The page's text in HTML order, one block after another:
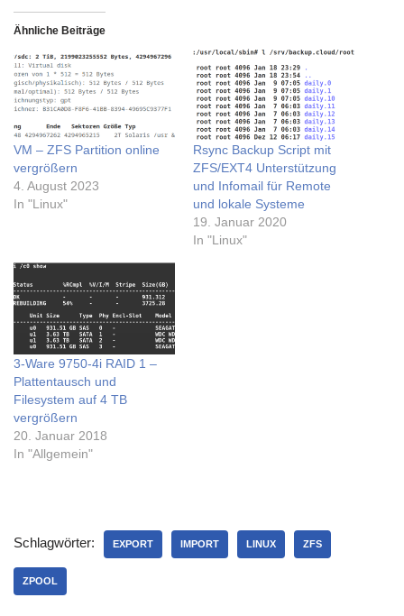
Ähnliche Beiträge
VM – ZFS Partition online
vergrößern
4. August 2023
In "Linux"
Rsync Backup Script mit
ZFS/EXT4 Unterstützung
und Infomail für Remote
und lokale Systeme
19. Januar 2020
In "Linux"
3-Ware 9750-4i RAID 1 –
Plattentausch und
Filesystem auf 4 TB
vergrößern
20. Januar 2018
In "Allgemein"
Schlagwörter: EXPORT IMPORT LINUX ZFS
ZPOOL